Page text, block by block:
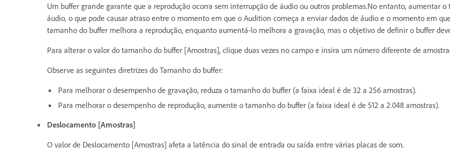
Um buffer grande garante que a reprodução ocorra sem interrupção de áudio ou outros problemas.No entanto, aumentar
áudio, o que pode causar atraso entre o momento em que o Audition começa a enviar dados de áudio e o momento em
tamanho do buffer melhora a reprodução, enquanto aumentá-lo melhora a gravação, mas o objetivo de definir o buffer
Para alterar o valor do tamanho do buffer [Amostras], clique duas vezes no campo e insira um número diferente de
Observe as seguintes diretrizes do Tamanho do buffer:
Para melhorar o desempenho de gravação, reduza o tamanho do buffer (a faixa ideal é de 32 a 256 amostras).
Para melhorar o desempenho de reprodução, aumente o tamanho do buffer (a faixa ideal é de 512 a 2.048 amostras).
Deslocamento [Amostras]
O valor de Deslocamento [Amostras] afeta a latência do sinal de entrada ou saída entre várias placas de som.